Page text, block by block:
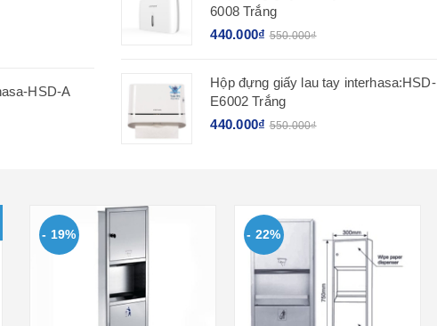
HSD-A
6008 Trắng
440.000₫ 550.000₫
Hộp đựng giấy lau tay interhasa:HSD-
E6002 Trắng
440.000₫ 550.000₫
- 19% - 22%